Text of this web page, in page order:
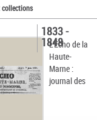
collections
L'Écho de la
Haute-
Marne :
journal des
1833 -
1848